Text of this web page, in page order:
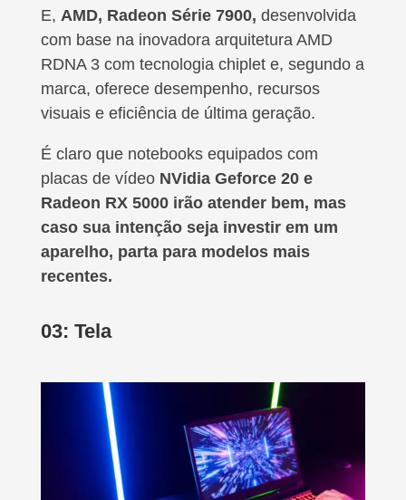
E, AMD, Radeon Série 7900, desenvolvida
com base na inovadora arquitetura AMD
RDNA 3 com tecnologia chiplet e, segundo a
marca, oferece desempenho, recursos
visuais e eficiência de última geração.
É claro que notebooks equipados com
placas de vídeo NVidia Geforce 20 e
Radeon RX 5000 irão atender bem, mas
caso sua intenção seja investir em um
aparelho, parta para modelos mais
recentes.
03: Tela